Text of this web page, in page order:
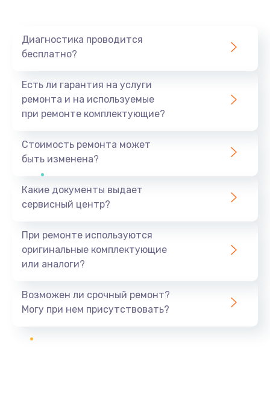
Диагностика проводится
бесплатно?
Есть ли гарантия на услуги
ремонта и на используемые
при ремонте комплектующие?
Стоимость ремонта может
быть изменена?
Какие документы выдает
сервисный центр?
При ремонте используются
оригинальные комплектующие
или аналоги?
Возможен ли срочный ремонт?
Могу при нем присутствовать?